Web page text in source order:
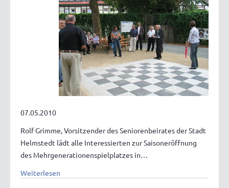
07.05.2010
Rolf Grimme, Vorsitzender des Seniorenbeirates der Stadt
Helmstedt lädt alle Interessierten zur Saisoneröffnung
des Mehrgenerationenspielplatzes in…
Weiterlesen